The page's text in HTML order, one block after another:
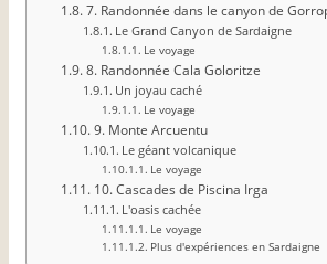
7. Randonnée dans le canyon de
Le Grand Canyon de Sardaigne
Le voyage
8. Randonnée Cala Goloritze
Un joyau caché
Le voyage
9. Monte Arcuentu
Le géant volcanique
Le voyage
10. Cascades de Piscina Irga
L'oasis cachée
Le voyage
Plus d'expériences en Sardaigne